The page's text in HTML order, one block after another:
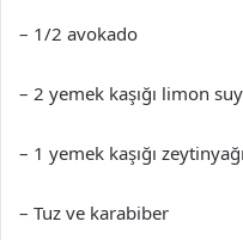
– 1/2 avokado
– 2 yemek kaşığı limon
– 1 yemek kaşığı zeytinyağı
– Tuz ve karabiber